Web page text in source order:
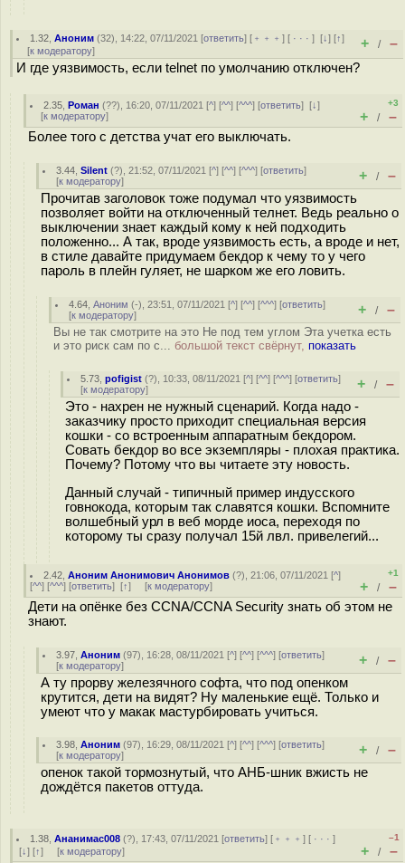
1.32 ,Аноним (32), 14:22, 07/11/2021 [ответить] [ ﹢﹢﹢] [ · · ·][↓] [↑]
[к модератору] + / –
И где уязвимость, если telnet по умолчанию отключен?
2.35 ,Роман (??), 16:20, 07/11/2021 [^] [^^] [^^^] [ответить][↓]
[к модератору]
+3
+ / –
Более того с детства учат его выключать.
3.44 ,Silent (?), 21:52, 07/11/2021 [^] [^^] [^^^] [ответить]
[к модератору] + / –
Прочитав заголовок тоже подумал что уязвимость
позволяет войти на отключенный телнет. Ведь реально о
выключении знает каждый кому к ней подходить
положенно... А так, вроде уязвимость есть, а вроде и нет,
в стиле давайте придумаем бекдор к чему то у чего
пароль в плейн гуляет, не шарком же его ловить.
4.64 ,Аноним (-), 23:51, 07/11/2021 [^] [^^] [^^^] [ответить]
[к модератору] + / –
Вы не так смотрите на это Не под тем углом Эта учетка есть
и это риск сам по с... большой текст свёрнут, показать
5.73 ,pofigist (?), 10:33, 08/11/2021 [^] [^^] [^^^] [ответить]
[к модератору] + / –
Это - нахрен не нужный сценарий. Когда надо -
заказчику просто приходит специальная версия
кошки - со встроенным аппаратным бекдором.
Совать бекдор во все экземпляры - плохая практика.
Почему? Потому что вы читаете эту новость.
Данный случай - типичный пример индусского
говнокода, которым так славятся кошки. Вспомните
волшебный урл в веб морде иоса, переходя по
которому ты сразу получал 15й лвл. привелегий...
2.42 ,Аноним Анонимович Анонимов (?), 21:06, 07/11/2021 [^]
[^^] [^^^] [ответить] [↑] [к модератору]
+1
+ / –
Дети на опёнке без CCNA/CCNA Security знать об этом не
знают.
3.97 ,Аноним (97), 16:28, 08/11/2021 [^] [^^] [^^^] [ответить]
[к модератору] + / –
А ту прорву железячного софта, что под опенком
крутится, дети на видят? Ну маленькие ещё. Только и
умеют что у макак мастурбировать учиться.
3.98 ,Аноним (97), 16:29, 08/11/2021 [^] [^^] [^^^] [ответить]
[к модератору] + / –
опенок такой тормознутый, что АНБ-шник вжисть не
дождётся пакетов оттуда.
1.38 ,Ананимас008 (?), 17:43, 07/11/2021 [ответить] [ ﹢﹢﹢] [ · · ·]
[↓] [↑] [к модератору]
–1
+ / –